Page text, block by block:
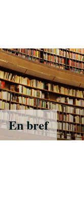
En bref